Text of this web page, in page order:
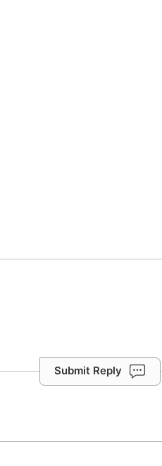
Submit Reply